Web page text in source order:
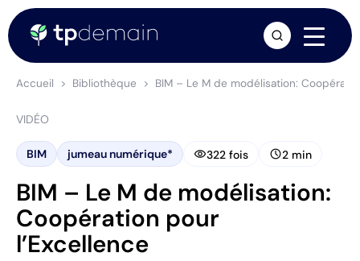
Accueil Bibliothèque BIM – Le M de modélisation:
VIDÉO
BIM jumeau numérique* visibility322 fois schedule2 min
BIM – Le M de modélisation:
Coopération pour
l’Excellence
arrow_forward